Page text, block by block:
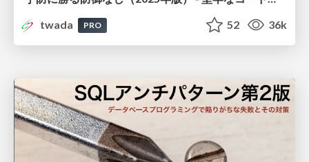
twada
PRO 52 36k